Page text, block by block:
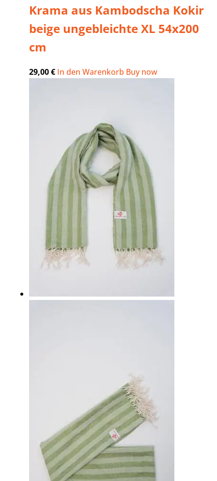
Krama aus Kambodscha Kokir
beige ungebleichte XL 54x200
cm
29,00€ In den Warenkorb Buy now